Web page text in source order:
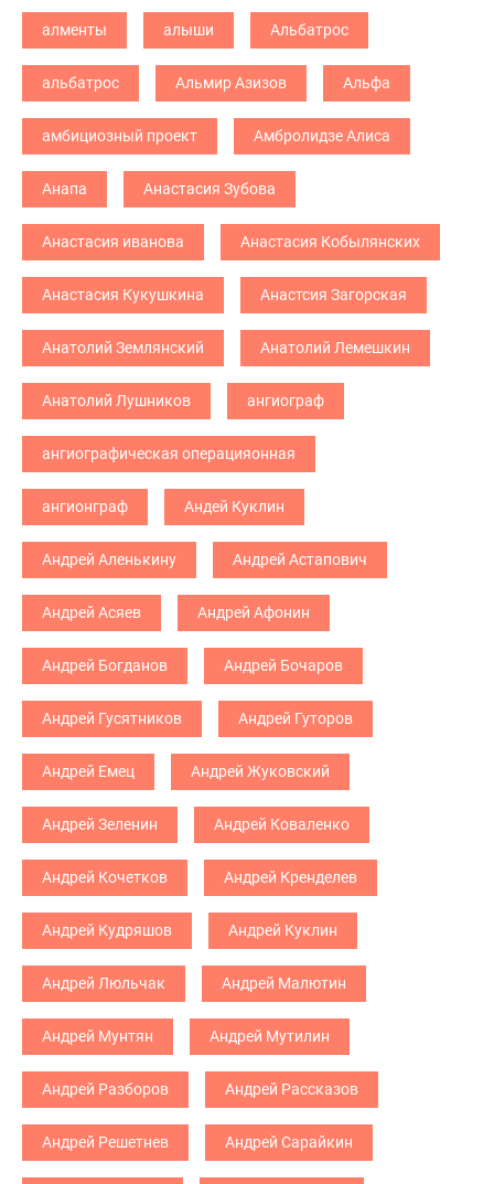
алменты алыши Альбатрос
альбатрос Альмир Азизов Альфа
амбициозный проект Амбролидзе Алиса
Анапа Анастасия Зубова
Анастасия иванова Анастасия Кобылянских
Анастасия Кукушкина Анастсия Загорская
Анатолий Землянский Анатолий Лемешкин
Анатолий Лушников ангиограф
ангиографическая операцияонная
ангионграф Андей Куклин
Андрей Аленькину Андрей Астапович
Андрей Асяев Андрей Афонин
Андрей Богданов Андрей Бочаров
Андрей Гусятников Андрей Гуторов
Андрей Емец Андрей Жуковский
Андрей Зеленин Андрей Коваленко
Андрей Кочетков Андрей Кренделев
Андрей Кудряшов Андрей Куклин
Андрей Люльчак Андрей Малютин
Андрей Мунтян Андрей Мутилин
Андрей Разборов Андрей Рассказов
Андрей Решетнев Андрей Сарайкин